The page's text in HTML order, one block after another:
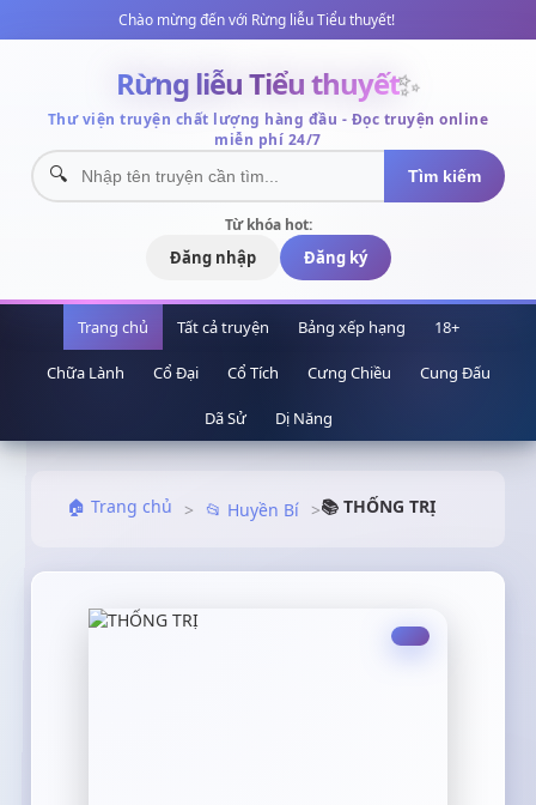
Chào mừng đến với Rừng liễu Tiểu thuyết!
Rừng liễu Tiểu thuyết✨
Thư viện truyện chất lượng hàng đầu - Đọc truyện online
miễn phí 24/7
Tìm kiếm
Từ khóa hot:
Đăng nhập Đăng ký
Trang chủ Tất cả truyện Bảng xếp hạng 18+
Chữa Lành Cổ Đại Cổ Tích Cưng Chiều Cung Đấu
Dã Sử Dị Năng
🏠 Trang chủ > 📂 Huyền Bí >📚 THỐNG TRỊ